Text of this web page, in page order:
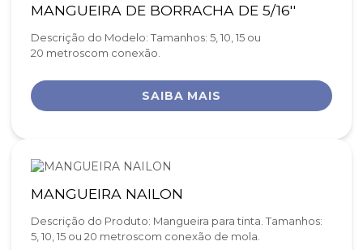
MANGUEIRA DE BORRACHA DE 5/16''
Descrição do Modelo: Tamanhos: 5, 10, 15 ou
20 metroscom conexão.
SAIBA MAIS
MANGUEIRA NAILON
Descrição do Produto: Mangueira para tinta. Tamanhos:
5, 10, 15 ou 20 metroscom conexão de mola.